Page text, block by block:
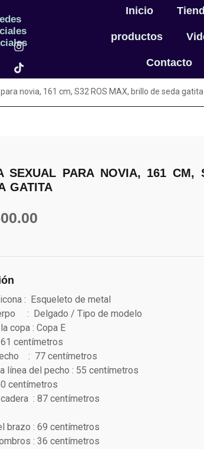
Inicio
productos
Contacto
novia, 161 cm, S32 ROS MAX, brillo de seda gatita
SEXUAL PARA NOVIA, 161 CM,
GATITA
: Esqueleto de metal
: Delgado / Tipo de modelo
copa : Copa E
centímetros
: 77 centímetros
línea del pecho : 55 centímetros
centímetros
: 87 centímetros
brazo : 69 centímetros
: 36 centímetros